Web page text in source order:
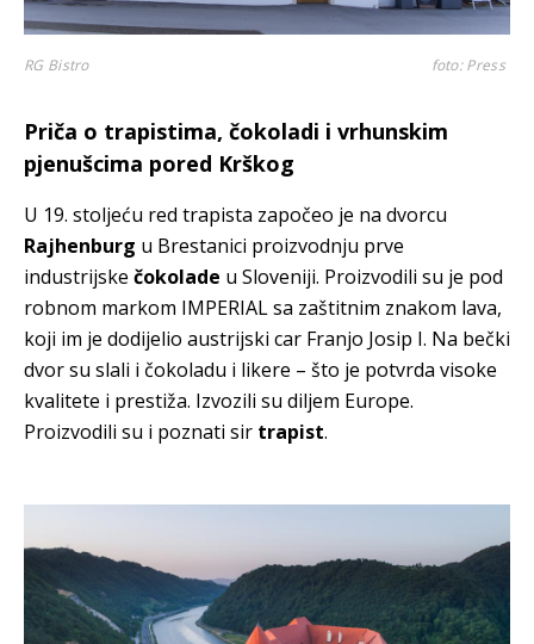
RG Bistro foto: Press
Priča o trapistima, čokoladi i vrhunskim
pjenušcima pored Krškog
U 19. stoljeću red trapista započeo je na dvorcu
Rajhenburg u Brestanici proizvodnju prve
industrijske čokolade u Sloveniji. Proizvodili su je pod
robnom markom IMPERIAL sa zaštitnim znakom lava,
koji im je dodijelio austrijski car Franjo Josip I. Na bečki
dvor su slali i čokoladu i likere – što je potvrda visoke
kvalitete i prestiža. Izvozili su diljem Europe.
Proizvodili su i poznati sir trapist.